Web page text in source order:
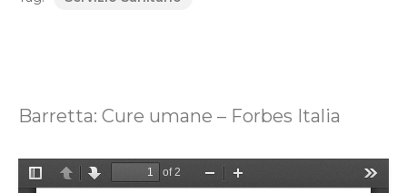
Barretta: Cure umane – Forbes Italia